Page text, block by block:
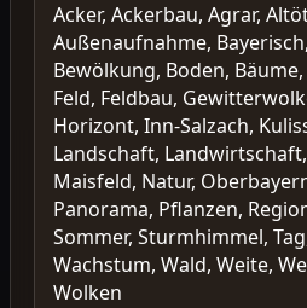
Acker, Ackerbau, Agrar,
Außenaufnahme,
Bewölkung, Boden,
Feld, Feldbau,
Horizont, Inn-Salzach,
Landschaft,
Maisfeld, Natur,
Panorama, Pflanzen,
Sommer, Sturmhimmel,
Wachstum, Wald, Weite,
Wolken